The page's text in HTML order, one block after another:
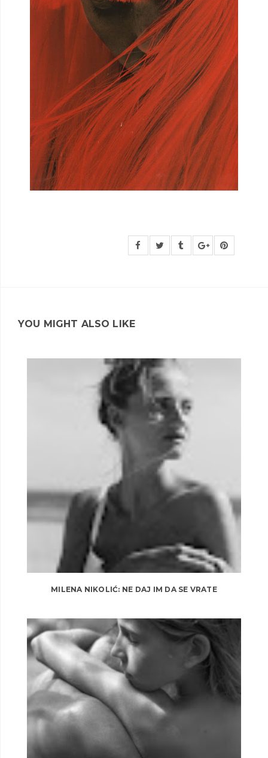
YOU MIGHT ALSO LIKE
MILENA NIKOLIĆ: NE DAJ IM DA SE VRATE